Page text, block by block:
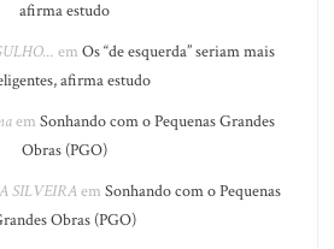
afirma estudo
em Os “de esquerda” seriam mais
afirma estudo
em Sonhando com o Pequenas Grandes
Obras (PGO)
SILVEIRAem Sonhando com o Pequenas
Obras (PGO)